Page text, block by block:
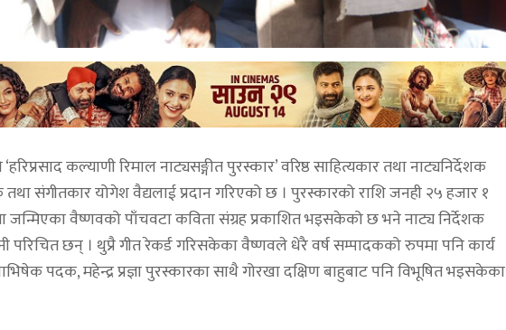
कल्याणी रिमाल नाट्यसङ्गीत पुरस्कार’ वरिष्ठ साहित्यकार तथा नाट्यनिर्देशक
संगीतकार योगेश वैद्यलाई प्रदान गरिएको छ । पुरस्कारको राशि जनही २५ हजार १
जन्मिएका वैष्णवको पाँचवटा कविता संग्रह प्रकाशित भइसकेको छ भने नाट्य निर्देशक
परिचित छन् । थुप्रै गीत रेकर्ड गरिसकेका वैष्णवले धेरै वर्ष सम्पादकको रुपमा पनि कार्य
पदक, महेन्द्र प्रज्ञा पुरस्कारका साथै गोरखा दक्षिण बाहुबाट पनि विभूषित भइसकेका